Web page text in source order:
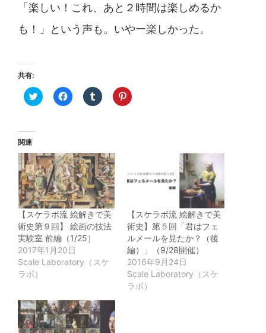
「楽しい！これ、あと２時間は楽しめるか
も！」という声も。いやー楽しかった。
共有:
ク
リ
共
有
(新
し
い
ウ
ィ
ン
ド
ウ
で
開
き
ま
す)
Facebook
で
ク
リ
ッ
ク
し
て
く
だ
さ
い
(新
し
い
ウ
ィ
開
き
ま
す)
ク
リ
共
有
(新
し
い
ウ
ィ
ン
ド
ウ
で
ま
す)
ク
リ
(新
し
ン
ド
ウ
で
開
き
ま
す)
関連
【スケラボ流 絵解きで美
術史第９回】 絵画の技法
実験室 前編（1/25）
2017年1月20日
Scale Laboratory（スケ
ラボ）
【スケラボ流 絵解きで美
術史】第５回「君はフェ
ルメールを見たか？（後
編）」（9/28開催）
2016年9月24日
Scale Laboratory（スケ
ラボ）